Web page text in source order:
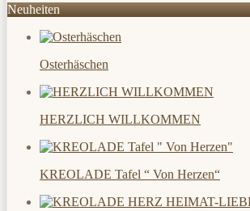
Neuheiten
Osterhäschen
HERZLICH WILLKOMMEN
KREOLADE Tafel “ Von Herzen“